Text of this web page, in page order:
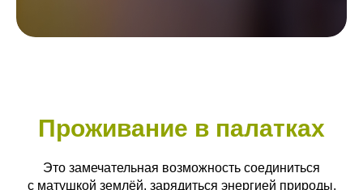
Проживание в палатках
Это замечательная возможность соединиться
с матушкой землёй, зарядиться энергией природы.